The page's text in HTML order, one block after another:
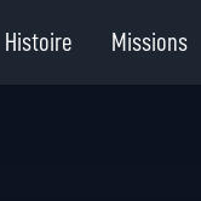
Histoire Missions